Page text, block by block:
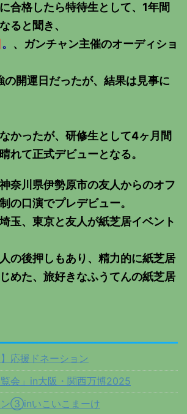
合格したら特待生として、1年間
ると聞き、
。 、ガンチャン主催のオーディショ
の開運日だったが、結果は見事に
かったが、研修生として4ヶ月間
れて正式デビューとなる。
奈川県伊勢原市の友人からのオフ
の口演でプレデビュー。
玉、東京と友人が紙芝居イベント
の後押しもあり、精力的に紙芝居
めた、旅好きなふうてんの紙芝居
応援ドネーション
覧会」in大阪・関西万博2025
ン③inいこいこまーけ